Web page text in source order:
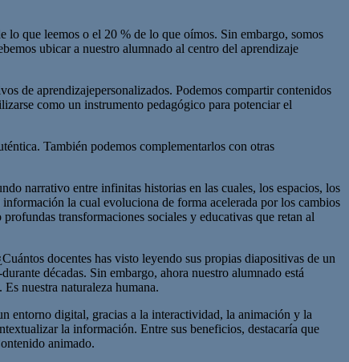
lo que leemos o el 20 % de lo que oímos. Sin embargo, somos
ubicar a nuestro alumnado al centro del aprendizaje
de aprendizajepersonalizados. Podemos compartir contenidos
como un instrumento pedagógico para potenciar el
También podemos complementarlos con otras
narrativo entre infinitas historias en las cuales, los espacios, los
la cual evoluciona de forma acelerada por los cambios
transformaciones sociales y educativas que retan al
docentes has visto leyendo sus propias diapositivas de un
décadas. Sin embargo, ahora nuestro alumnado está
nuestra naturaleza humana.
entorno digital, gracias a la interactividad, la animación y la
la información. Entre sus beneficios, destacaría que
animado.